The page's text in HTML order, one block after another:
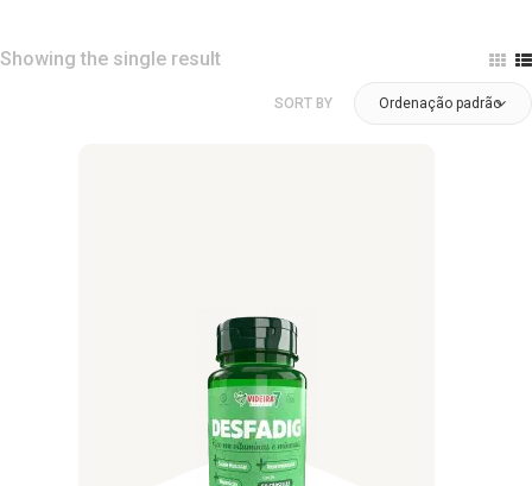
Showing the single result
SORT BY Ordenação padrão